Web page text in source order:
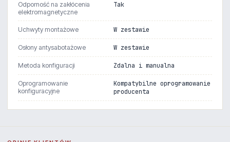
Odporność na zakłócenia
elektromagnetyczne
Tak
Uchwyty montażowe W zestawie
Osłony antysabotażowe W zestawie
Metoda konfiguracji Zdalna i manualna
Oprogramowanie
konfiguracyjne
Kompatybilne oprogramowanie
producenta